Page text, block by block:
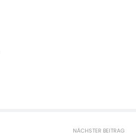
NÄCHSTER BEITRAG